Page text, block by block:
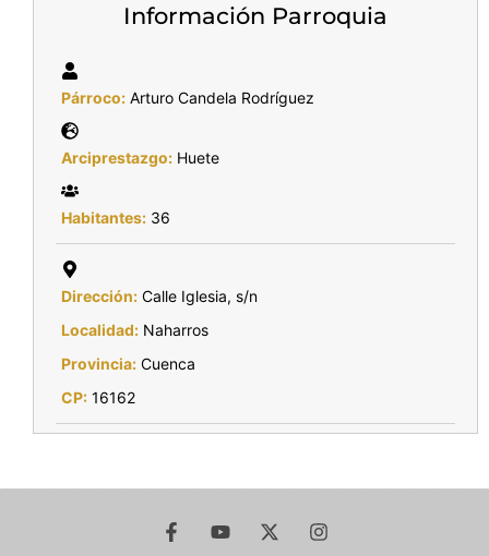
Información Parroquia
Párroco: Arturo Candela Rodríguez
Arciprestazgo: Huete
Habitantes: 36
Dirección: Calle Iglesia, s/n
Localidad: Naharros
Provincia: Cuenca
CP: 16162